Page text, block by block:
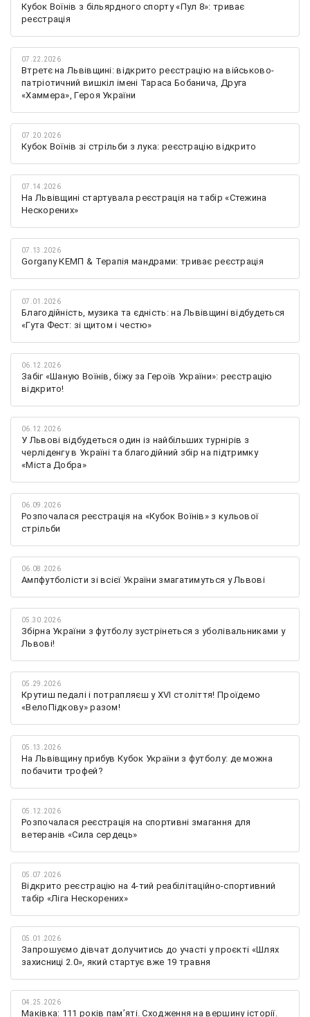
Кубок Воїнів з більярдного спорту «Пул 8»: триває
реєстрація
07.22.2026
Втретє на Львівщині: відкрито реєстрацію на військово-
патріотичний вишкіл імені Тараса Бобанича, Друга
«Хаммера», Героя України
07.20.2026
Кубок Воїнів зі стрільби з лука: реєстрацію відкрито
07.14.2026
На Львівщині стартувала реєстрація на табір «Стежина
Нескорених»
07.13.2026
Gorgany КЕМП & Терапія мандрами: триває реєстрація
07.01.2026
Благодійність, музика та єдність: на Львівщині відбудеться
«Гута Фест: зі щитом і честю»
06.12.2026
Забіг «Шаную Воїнів, біжу за Героїв України»: реєстрацію
відкрито!
06.12.2026
У Львові відбудеться один із найбільших турнірів з
черліденгу в Україні та благодійний збір на підтримку
«Міста Добра»
06.09.2026
Розпочалася реєстрація на «Кубок Воїнів» з кульової
стрільби
06.08.2026
Ампфутболісти зі всієї України змагатимуться у Львові
05.30.2026
Збірна України з футболу зустрінеться з уболівальниками у
Львові!
05.29.2026
Крутиш педалі і потрапляєш у XVI століття! Проїдемо
«ВелоПідкову» разом!
05.13.2026
На Львівщину прибув Кубок України з футболу: де можна
побачити трофей?
05.12.2026
Розпочалася реєстрація на спортивні змагання для
ветеранів «Сила сердець»
05.07.2026
Відкрито реєстрацію на 4-тий реабілітаційно-спортивний
табір «Ліга Нескорених»
05.01.2026
Запрошуємо дівчат долучитись до участі у проєкті «Шлях
захисниці 2.0», який стартує вже 19 травня
04.25.2026
Маківка: 111 років пам’яті. Сходження на вершину історії.